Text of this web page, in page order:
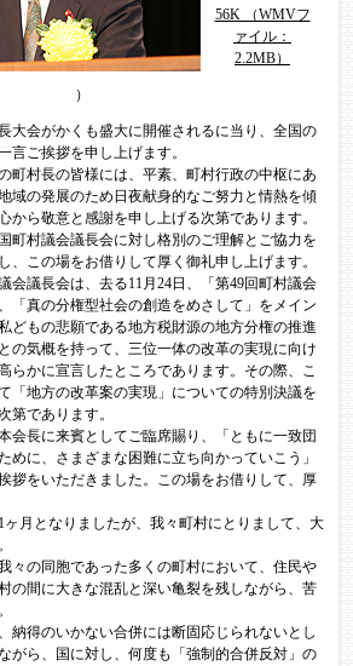
56K （WMVフ
ァイル：
2.2MB）
）
大会がかくも盛大に開催されるに当り、全国の
言ご挨拶を申し上げます。
町村長の皆様には、平素、町村行政の中枢にあ
域の発展のため日夜献身的なご努力と情熱を傾
から敬意と感謝を申し上げる次第であります。
町村議会議長会に対し格別のご理解とご協力を
、この場をお借りして厚く御礼申し上げます。
会議長会は、去る11月24日、「第49回町村議会
「真の分権型社会の創造をめさして」をメイン
どもの悲願である地方税財源の地方分権の推進
の気概を持って、三位一体の改革の実現に向け
らかに宣言したところであります。その際、こ
「地方の改革案の実現」についての特別決議を
第であります。
会長に来賓としてご臨席賜り、「ともに一致団
めに、さまざまな困難に立ち向かっていこう」
拶をいただきました。この場をお借りして、厚
月となりましたが、我々町村にとりまして、大
々の同胞であった多くの町村において、住民や
の間に大きな混乱と深い亀裂を残しながら、苦
納得のいかない合併には断固応じられないとし
がら、国に対し、何度も「強制的合併反対」の